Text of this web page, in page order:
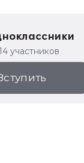
участников